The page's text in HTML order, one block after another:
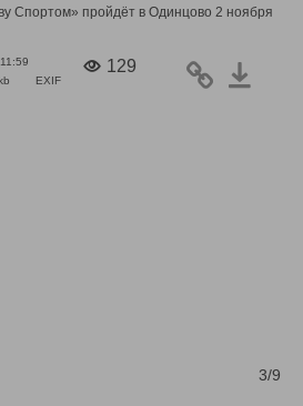
Спортом» пройдёт в Одинцово 2 ноября
EXIF
129
3/9